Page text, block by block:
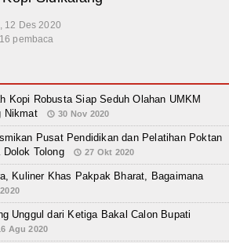
12 Des 2020
pembaca
Kopi Robusta Siap Seduh Olahan UMKM
Nikmat
30 Nov 2020
Pusat Pendidikan dan Pelatihan Poktan
Dolok Tolong
27 Okt 2020
Kuliner Khas Pakpak Bharat, Bagaimana
Unggul dari Ketiga Bakal Calon Bupati
Agu 2020